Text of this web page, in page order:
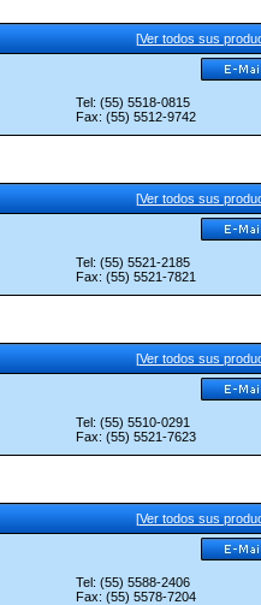
[Ver todos sus
Tel: (55) 5518-0815
Fax: (55) 5512-9742
[Ver todos sus
Tel: (55) 5521-2185
Fax: (55) 5521-7821
[Ver todos sus
Tel: (55) 5510-0291
Fax: (55) 5521-7623
[Ver todos sus
Tel: (55) 5588-2406
Fax: (55) 5578-7204